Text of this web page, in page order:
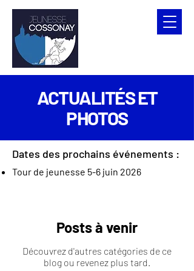
ACTUALITÉS ET
PHOTOS
Dates des prochains événements :
Tour de jeunesse 5-6 juin 2026
Posts à venir
Découvrez d'autres catégories de ce
blog ou revenez plus tard.